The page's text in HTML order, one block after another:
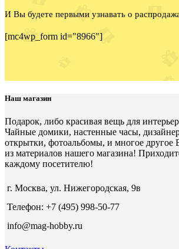
И Вы будете первыми узнавать о
[mc4wp_form id="8966"]
Наш магазин
Подарок, либо красивая вещь для
Чайные домики, настенные часы,
открытки, фотоальбомы, и многое другое
из материалов нашего магазина!
каждому посетителю!
г. Москва, ул. Нижегородская, 9в
Телефон: +7 (495) 998-50-77
info@mag-hobby.ru